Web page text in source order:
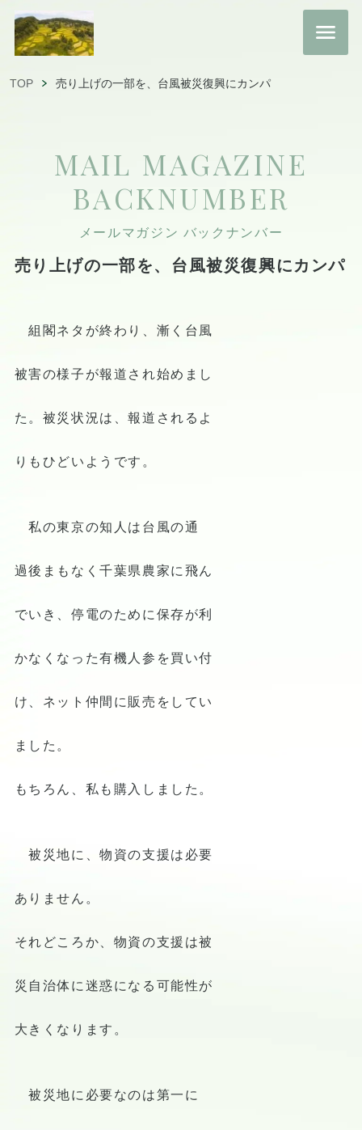
TOP 売り上げの一部を、台風被災復興にカンパ
MAIL MAGAZINE
BACKNUMBER
メールマガジン バックナンバー
売り上げの一部を、台風被災復興にカンパ
組閣ネタが終わり、漸く台風
被害の様子が報道され始めまし
た。被災状況は、報道されるよ
りもひどいようです。
私の東京の知人は台風の通
過後まもなく千葉県農家に飛ん
でいき、停電のために保存が利
かなくなった有機人参を買い付
け、ネット仲間に販売をしてい
ました。
もちろん、私も購入しました。
被災地に、物資の支援は必要
ありません。
それどころか、物資の支援は被
災自治体に迷惑になる可能性が
大きくなります。
被災地に必要なのは第一に